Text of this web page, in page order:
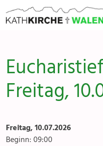
Direkt zur Hauptnavigation
Direkt zum Inhalt springen
Freitag,
Freitag, 10.07.2026
Beginn: 09:00
Menu
Flums
Berschis-Tscherlach
Mols-Murg-Quarten
Gottesdienste
Angebote &